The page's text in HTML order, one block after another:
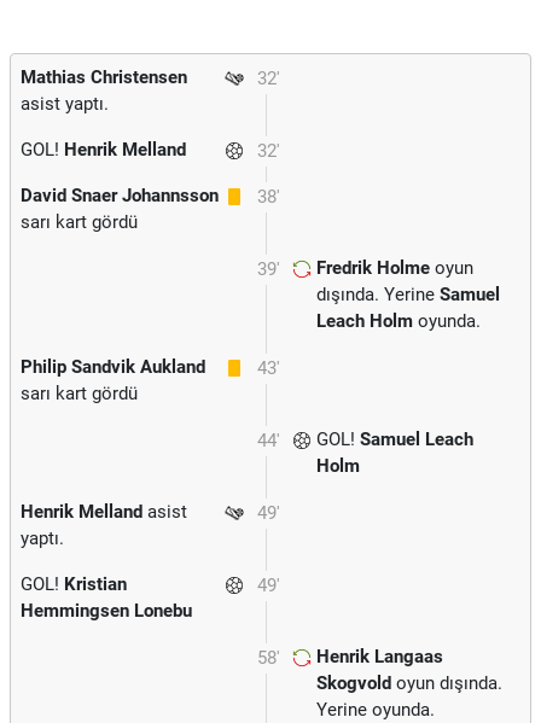
32'
Mathias Christensen
asist yaptı.
32'
GOL! Henrik Melland
38'
David Snaer Johannsson
sarı kart gördü
39' Fredrik Holme oyun
dışında. Yerine Samuel
Leach Holm oyunda.
43'
Philip Sandvik Aukland
sarı kart gördü
44' GOL! Samuel Leach
Holm
49'
Henrik Melland asist
yaptı.
49'
GOL! Kristian
Hemmingsen Lonebu
58'
Henrik Langaas
Skogvold oyun dışında.
Yerine oyunda.